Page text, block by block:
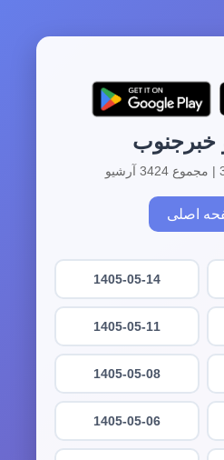
خبرجنوب
اصلی
1405-05-14
1405-05-11
1405-05-08
1405-05-06